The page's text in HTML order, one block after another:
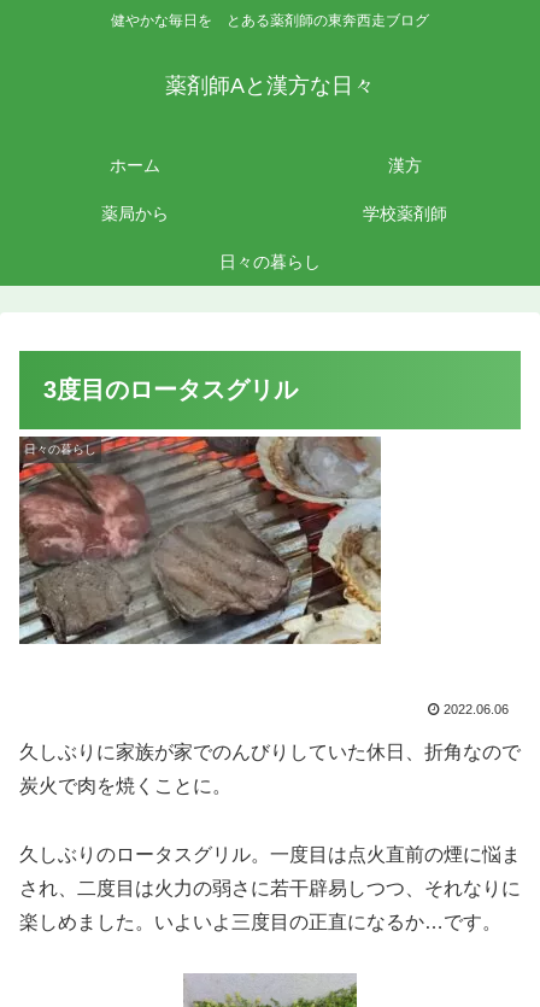
健やかな毎日を とある薬剤師の東奔西走ブログ
薬剤師Aと漢方な日々
ホーム 漢方
薬局から 学校薬剤師
日々の暮らし
3度目のロータスグリル
日々の暮らし
2022.06.06
久しぶりに家族が家でのんびりしていた休日、折角なので
炭火で肉を焼くことに。
久しぶりのロータスグリル。一度目は点火直前の煙に悩ま
され、二度目は火力の弱さに若干辟易しつつ、それなりに
楽しめました。いよいよ三度目の正直になるか…です。